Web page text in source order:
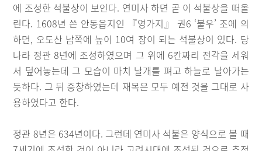
에 조성한 석불상이 보인다. 연미사 하면 곧 이 석불상을 떠올
린다. 1608년 쓴 안동읍지인 『영가지』 권6 ‘불우’ 조에 의
하면, 오도산 남쪽에 높이 10여 장이 되는 석불상이 있다. 당
나라 정관 8년에 조성하였으며 그 위에 6칸짜리 전각을 세워
서 덮어놓는데 그 모습이 마치 날개를 펴고 하늘로 날아가는
듯하다. 그 뒤 중창하였는데 재목은 모두 예전 것을 그대로 사
용하였다고 한다.
정관 8년은 634년이다. 그런데 연미사 석불은 양식으로 볼 때